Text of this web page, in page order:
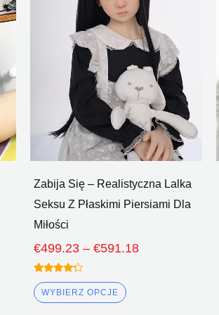
Zabija Się – Realistyczna Lalka
Seksu Z Płaskimi Piersiami Dla
Miłości
€499.23 – €591.18
€591.18
Oceniono
4.00
z 5
WYBIERZ OPCJE
wiele
wariantów.
Opcje
można
wybrać
na
stronie
produktu